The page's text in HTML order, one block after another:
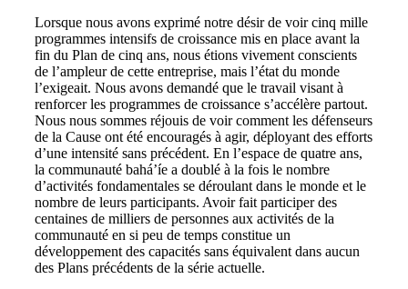
Lorsque nous avons exprimé notre désir de voir cinq mille
programmes intensifs de croissance mis en place avant la
fin du Plan de cinq ans, nous étions vivement conscients
de l’ampleur de cette entreprise, mais l’état du monde
l’exigeait. Nous avons demandé que le travail visant à
renforcer les programmes de croissance s’accélère partout.
Nous nous sommes réjouis de voir comment les défenseurs
de la Cause ont été encouragés à agir, déployant des efforts
d’une intensité sans précédent. En l’espace de quatre ans,
la communauté bahá’íe a doublé à la fois le nombre
d’activités fondamentales se déroulant dans le monde et le
nombre de leurs participants. Avoir fait participer des
centaines de milliers de personnes aux activités de la
communauté en si peu de temps constitue un
développement des capacités sans équivalent dans aucun
des Plans précédents de la série actuelle.